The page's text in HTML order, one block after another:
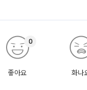
좋아요
0
화나